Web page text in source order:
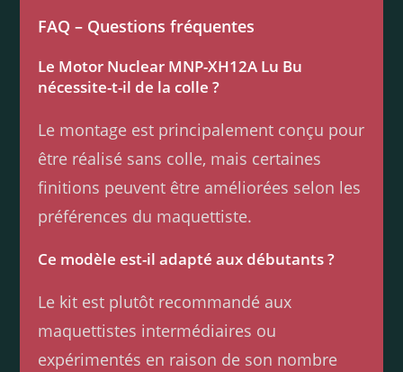
FAQ – Questions fréquentes
Le Motor Nuclear MNP-XH12A Lu Bu
nécessite-t-il de la colle ?
Le montage est principalement conçu pour
être réalisé sans colle, mais certaines
finitions peuvent être améliorées selon les
préférences du maquettiste.
Ce modèle est-il adapté aux débutants ?
Le kit est plutôt recommandé aux
maquettistes intermédiaires ou
expérimentés en raison de son nombre